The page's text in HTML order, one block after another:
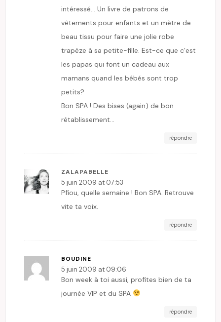
intéressé… Un livre de patrons de
vêtements pour enfants et un mètre de
beau tissu pour faire une jolie robe
trapèze à sa petite-fille. Est-ce que c’est
les papas qui font un cadeau aux
mamans quand les bébés sont trop
petits?
Bon SPA ! Des bises (again) de bon
rétablissement…
répondre
ZALAPABELLE
5 juin 2009 at 07:53
Pfiou, quelle semaine ! Bon SPA. Retrouve
vite ta voix.
répondre
BOUDINE
5 juin 2009 at 09:06
Bon week à toi aussi, profites bien de ta
journée VIP et du SPA
répondre